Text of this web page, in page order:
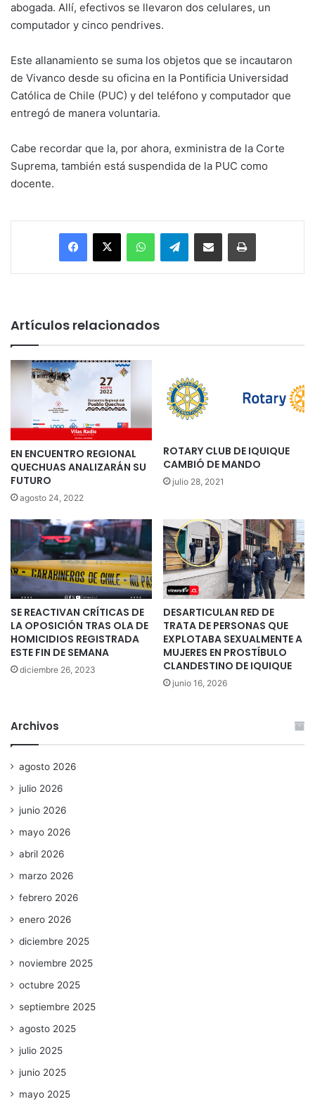
abogada. Allí, efectivos se llevaron dos celulares, un
computador y cinco pendrives.
Este allanamiento se suma los objetos que se incautaron
de Vivanco desde su oficina en la Pontificia Universidad
Católica de Chile (PUC) y del teléfono y computador que
entregó de manera voluntaria.
Cabe recordar que la, por ahora, exministra de la Corte
Suprema, también está suspendida de la PUC como
docente.
Facebook
X WhatsAppTelegramEnviar vía email Imprimir
Artículos relacionados
EN ENCUENTRO REGIONAL
QUECHUAS ANALIZARÁN SU
FUTURO
agosto 24, 2022
ROTARY CLUB DE IQUIQUE
CAMBIÓ DE MANDO
julio 28, 2021
SE REACTIVAN CRÍTICAS DE
LA OPOSICIÓN TRAS OLA DE
HOMICIDIOS REGISTRADA
ESTE FIN DE SEMANA
diciembre 26, 2023
DESARTICULAN RED DE
TRATA DE PERSONAS QUE
EXPLOTABA SEXUALMENTE A
MUJERES EN PROSTÍBULO
CLANDESTINO DE IQUIQUE
junio 16, 2026
Archivos
agosto 2026
julio 2026
junio 2026
mayo 2026
abril 2026
marzo 2026
febrero 2026
enero 2026
diciembre 2025
noviembre 2025
octubre 2025
septiembre 2025
agosto 2025
julio 2025
junio 2025
mayo 2025